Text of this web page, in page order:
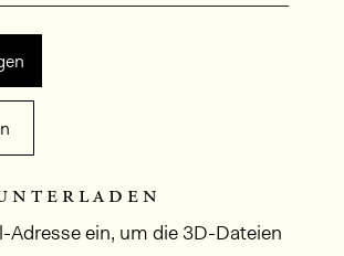
Adresse ein, um die 3D-Dateien